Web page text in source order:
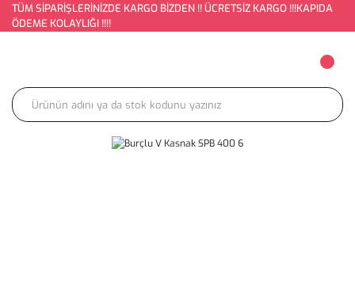
TÜM SİPARİŞLERİNİZDE KARGO BİZDEN !! ÜCRETSİZ KARGO !!!KAPIDA
ÖDEME KOLAYLIĞI !!!!